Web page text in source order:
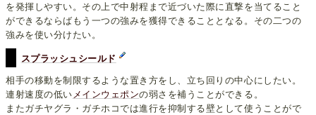
を発揮しやすい。その上で中射程まで近づいた際に直撃を当てること
ができるならばもう一つの強みを獲得できることとなる。その二つの
強みを使い分けたい。
スプラッシュシールド
相手の移動を制限するような置き方をし、立ち回りの中心にしたい。
連射速度の低い メインウェポンの弱さを補うことができる。
またガチヤグラ・ガチホコでは進行を抑制する壁として使うことがで